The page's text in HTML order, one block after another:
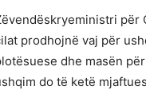
për
prodhojnë vaj për
dhe masën
do të ketë